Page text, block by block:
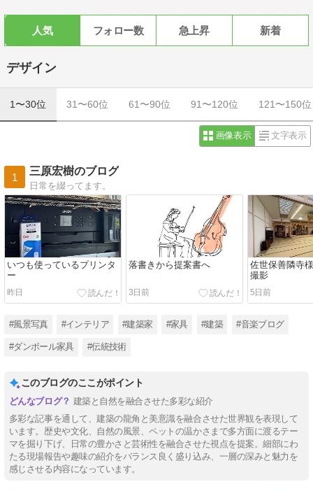
人気 フォロー数 急上昇 新着
デザイン
1〜30位 31〜60位 61〜90位 91〜120位 121〜150位
画像表示 文字表示
1
三原宏樹のブログ
日常を綴ってます。
いつも使っているプリンタ
ー
昨日
落書きから提案書へ
3日前
佐世保善隣寺
撮影
5日前
#風景写真 #インテリア #建築家 #家具 #建築 #音楽ブログ
#ダンボール家具 #伝統技術
このブログのここがポイント
建築と自然を融合させた多彩な紹介
多彩な記事を通して、建築の龍角と美意識を融合させた世界観を表現して
います。歴史や文化、自然の風景、ペットの温かさまで多方面に渡るテー
マを掘り下げ、日常の豊かさと芸術性を融合させた視点を提案。細部にわ
たる現場報告や趣味の紹介をバランス良く盛り込み、一層の深みと魅力を
感じさせる内容になっています。